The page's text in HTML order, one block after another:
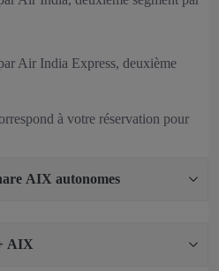
Air India Express, deuxième
à votre réservation pour
AIX autonomes
AIX